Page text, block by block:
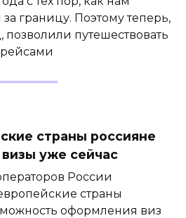
границу. Поэтому теперь,
позволили путешествовать
страны россияне
уже сейчас
России
страны
оформления виз